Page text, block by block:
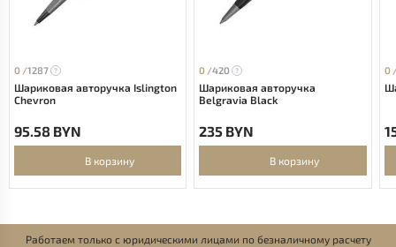
0 /1287
Шариковая авторучка Islington
Chevron
95.58 BYN
В корзину
0 /420
Шариковая авторучка
Belgravia Black
235 BYN
В корзину
0
Работаем только с юридическими лицами по безналичному расчету